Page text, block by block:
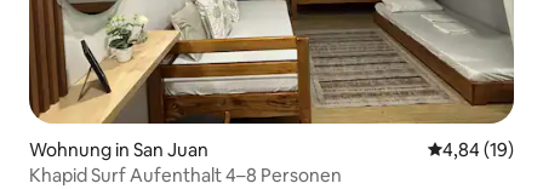
Wohnung in San Juan
4,84 (19)
Khapid Surf Aufenthalt 4–8 Personen